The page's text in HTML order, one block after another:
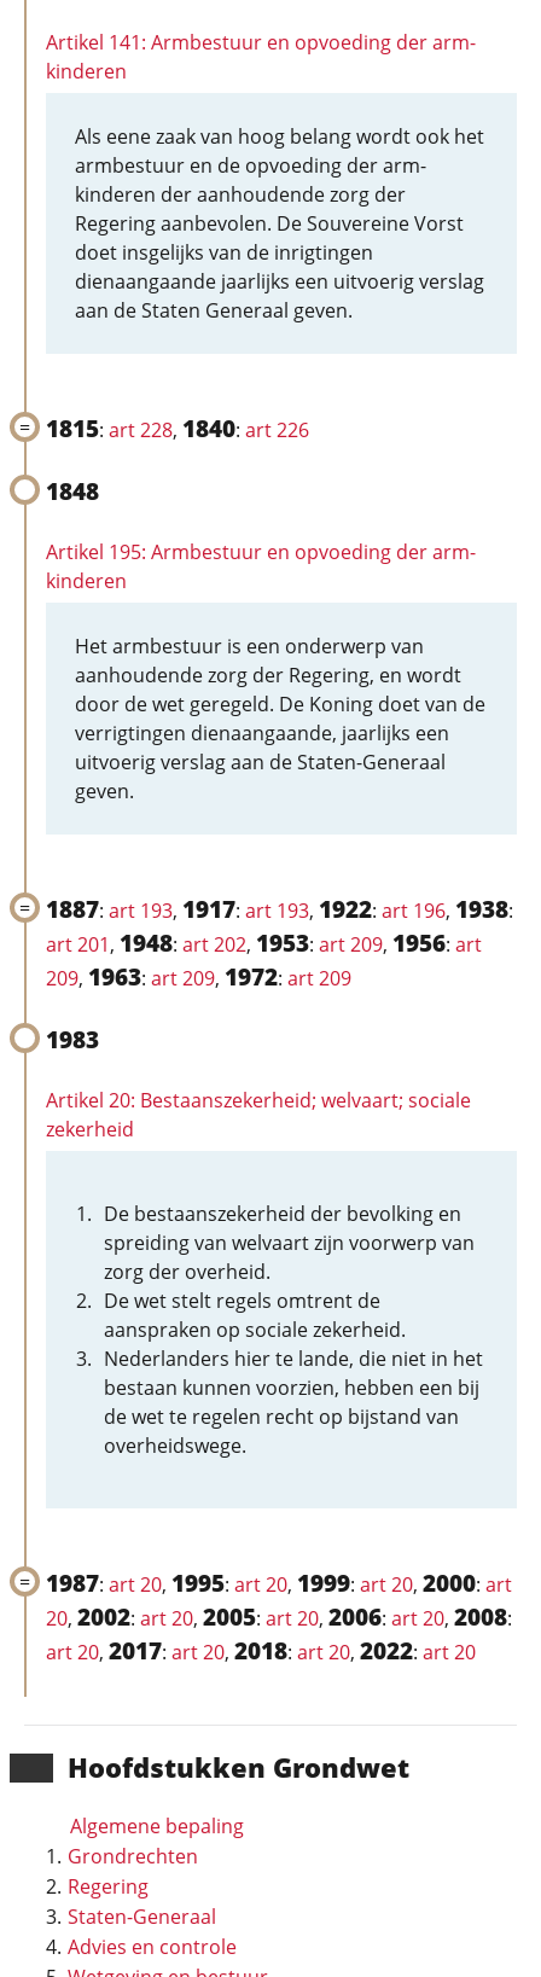
Hoofd­stukken Grondwet
Algemene bepaling
Grondrechten
Regering
Staten-Generaal
Advies en controle
Artikel 141: Armbestuur en opvoeding der arm-
kinderen
Als eene zaak van hoog belang wordt ook het
armbestuur en de opvoeding der arm-
kinderen der aanhoudende zorg der
Regering aanbevolen. De Souvereine Vorst
doet insgelijks van de inrigtingen
dienaangaande jaarlijks een uitvoerig verslag
aan de Staten Generaal geven.
1815: art 228, 1840: art 226
1848
Artikel 195: Armbestuur en opvoeding der arm-
kinderen
Het armbestuur is een onderwerp van
aanhoudende zorg der Regering, en wordt
door de wet geregeld. De Koning doet van de
verrigtingen dienaangaande, jaarlijks een
uitvoerig verslag aan de Staten-Generaal
geven.
1887: art 193, 1917: art 193, 1922: art 196, 1938:
art 201, 1948: art 202, 1953: art 209, 1956: art
209, 1963: art 209, 1972: art 209
1983
Artikel 20: Bestaanszekerheid; welvaart; sociale
zekerheid
De bestaanszekerheid der bevolking en
spreiding van welvaart zijn voorwerp van
zorg der overheid.
De wet stelt regels omtrent de
aanspraken op sociale zekerheid.
Nederlanders hier te lande, die niet in het
bestaan kunnen voorzien, hebben een bij
de wet te regelen recht op bijstand van
overheidswege.
1987: art 20, 1995: art 20, 1999: art 20, 2000: art
20, 2002: art 20, 2005: art 20, 2006: art 20, 2008:
art 20, 2017: art 20, 2018: art 20, 2022: art 20